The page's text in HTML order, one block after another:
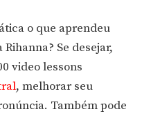
o que aprendeu
Se desejar,
video lessons
, melhorar seu
Também pode